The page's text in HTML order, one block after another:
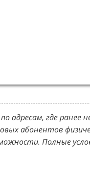
адресам, где ранее
абонентов
Полные